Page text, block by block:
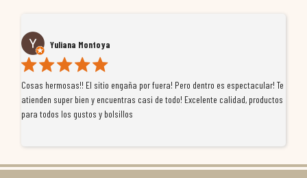
Yuliana Montoya
Cosas hermosas!! El sitio engaña por fuera! Pero dentro es espectacular! Te
atienden super bien y encuentras casi de todo! Excelente calidad, productos
para todos los gustos y bolsillos